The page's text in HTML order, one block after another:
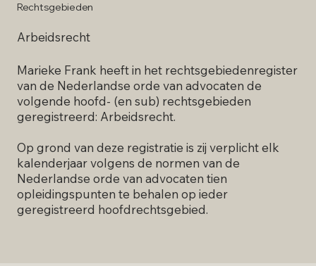
Rechtsgebieden
Arbeidsrecht
Marieke Frank heeft in het rechtsgebiedenregister
van de Nederlandse orde van advocaten de
volgende hoofd- (en sub) rechtsgebieden
geregistreerd: Arbeidsrecht.
Op grond van deze registratie is zij verplicht elk
kalenderjaar volgens de normen van de
Nederlandse orde van advocaten tien
opleidingspunten te behalen op ieder
geregistreerd hoofdrechtsgebied.